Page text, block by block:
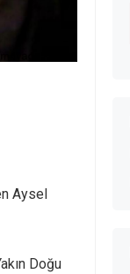
Aysel
Doğu